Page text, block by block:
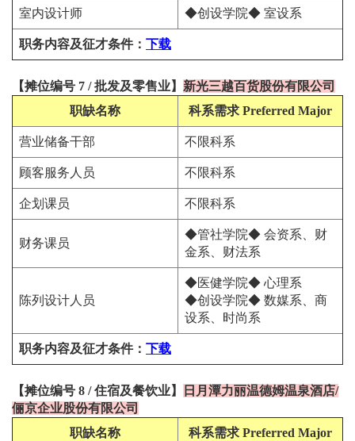
室内设计师 ◆创设学院◆ 室设系
职务内容及征才条件： 下载
【摊位编号 7 /批发及零售业】 新光三越百货股份有限公司
职缺名称
科系需求 Preferred Major
营业储备干部 不限科系
顾客服务人员 不限科系
企划课员 不限科系
财务课员
◆管社学院◆ 会资系、财
金系、财法系
陈列设计人员
◆医健学院◆ 心理系
◆创设学院◆ 数媒系、商
设系、时尚系
职务内容及征才条件： 下载
【摊位编号 8 /住宿及餐饮业】
日月潭力丽温德姆温泉酒店/
俪京企业股份有限公司
职缺名称
科系需求 Preferred Major